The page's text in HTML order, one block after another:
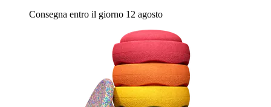
Consegna entro il giorno 12 agosto